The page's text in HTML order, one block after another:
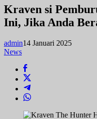
Pemburu
Akan
Pulang
Minggu
Jika
Kraven si
Ini, Jika Anda
admin14 Januari 2025
News